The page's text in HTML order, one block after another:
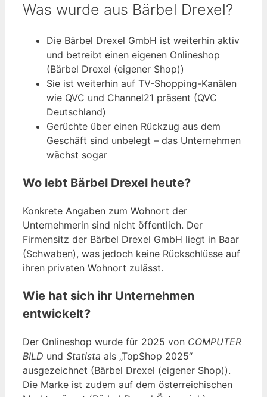
Was wurde aus Bärbel Drexel?
Die Bärbel Drexel GmbH ist weiterhin aktiv
und betreibt einen eigenen Onlineshop
(Bärbel Drexel (eigener Shop))
Sie ist weiterhin auf TV-Shopping-Kanälen
wie QVC und Channel21 präsent (QVC
Deutschland)
Gerüchte über einen Rückzug aus dem
Geschäft sind unbelegt – das Unternehmen
wächst sogar
Wo lebt Bärbel Drexel heute?
Konkrete Angaben zum Wohnort der
Unternehmerin sind nicht öffentlich. Der
Firmensitz der Bärbel Drexel GmbH liegt in Baar
(Schwaben), was jedoch keine Rückschlüsse auf
ihren privaten Wohnort zulässt.
Wie hat sich ihr Unternehmen
entwickelt?
Der Onlineshop wurde für 2025 von COMPUTER
BILD und Statista als „TopShop 2025“
ausgezeichnet (Bärbel Drexel (eigener Shop)).
Die Marke ist zudem auf dem österreichischen